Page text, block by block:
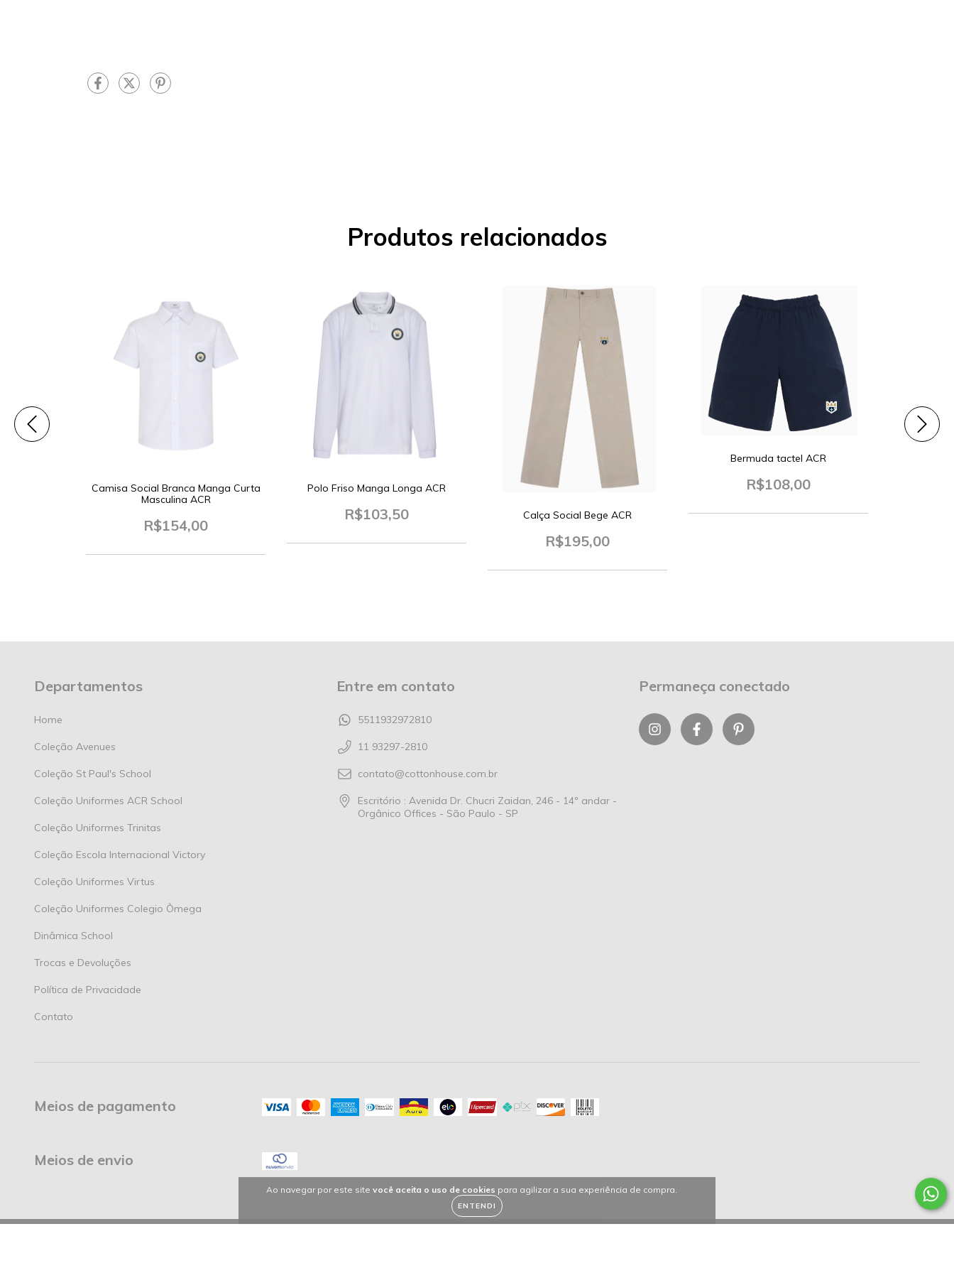
Ao navegar por este site você aceita o uso de cookies para agilizar a sua experiência de compra.
ENTENDI
Produtos relacionados
Camisa Social Branca Manga Curta
Masculina ACR
R$154,00
Polo Friso Manga Longa ACR
R$103,50 Calça Social Bege ACR
R$195,00
Bermuda tactel ACR
R$108,00
Departamentos
Home
Coleção Avenues
Coleção St Paul's School
Coleção Uniformes ACR School
Coleção Uniformes Trinitas
Coleção Escola Internacional Victory
Coleção Uniformes Virtus
Coleção Uniformes Colegio Ômega
Dinâmica School
Trocas e Devoluções
Política de Privacidade
Contato
Entre em contato
5511932972810
11 93297-2810
contato@cottonhouse.com.br
Escritório : Avenida Dr. Chucri Zaidan, 246 - 14º andar -
Orgânico Offices - São Paulo - SP
Permaneça conectado
Meios de pagamento
Meios de envio